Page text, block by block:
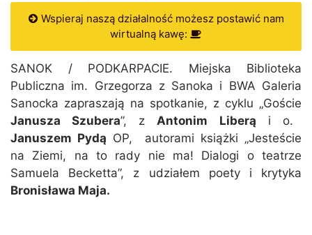
Wspieraj naszą działalność możesz postawić nam
wirtualną kawę:
SANOK / PODKARPACIE. Miejska Biblioteka
Publiczna im. Grzegorza z Sanoka i BWA Galeria
Sanocka zapraszają na spotkanie, z cyklu „Goście
Janusza Szubera”, zAntonim Liberą i o.
Januszem Pydą OP, autorami książki „Jesteście
na Ziemi, na to rady nie ma! Dialogi o teatrze
Samuela Becketta”, z udziałem poety i krytyka
Bronisława Maja.